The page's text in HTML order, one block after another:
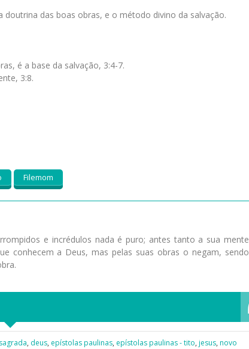
das boas obras, e o método divino da salvação.
é a base da salvação, 3:4-7.
3:8.
Filemom
e incrédulos nada é puro; antes tanto a sua mente
conhecem a Deus, mas pelas suas obras o negam, sendo
, deus, epístolas paulinas, epístolas paulinas - tito, jesus, novo